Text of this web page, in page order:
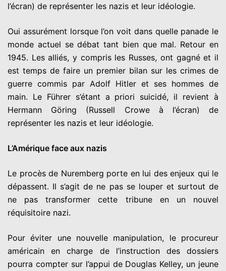
l’écran) de représenter les nazis et leur idéologie.
Oui assurément lorsque l’on voit dans quelle panade le
monde actuel se débat tant bien que mal. Retour en
1945. Les alliés, y compris les Russes, ont gagné et il
est temps de faire un premier bilan sur les crimes de
guerre commis par Adolf Hitler et ses hommes de
main. Le Führer s’étant a priori suicidé, il revient à
Hermann Göring (Russell Crowe à l’écran) de
représenter les nazis et leur idéologie.
L’Amérique face aux nazis
Le procès de Nuremberg porte en lui des enjeux qui le
dépassent. Il s’agit de ne pas se louper et surtout de
ne pas transformer cette tribune en un nouvel
réquisitoire nazi.
Pour éviter une nouvelle manipulation, le procureur
américain en charge de l’instruction des dossiers
pourra compter sur l’appui de Douglas Kelley, un jeune